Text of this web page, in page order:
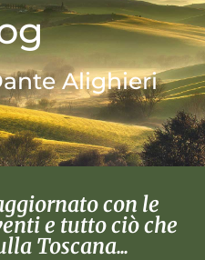
Alighieri
con le
e tutto ciò che
Toscana...